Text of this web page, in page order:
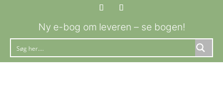
Ny e-bog om leveren – se bogen!